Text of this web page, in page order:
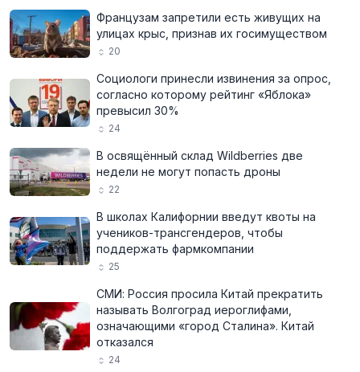
Французам запретили есть живущих на
улицах крыс, признав их госимуществом
20
Социологи принесли извинения за опрос,
согласно которому рейтинг «Яблока»
превысил 30%
24
В освящённый склад Wildberries две
недели не могут попасть дроны
22
В школах Калифорнии введут квоты на
учеников-трансгендеров, чтобы
поддержать фармкомпании
25
СМИ: Россия просила Китай прекратить
называть Волгоград иероглифами,
означающими «город Сталина». Китай
отказался
24